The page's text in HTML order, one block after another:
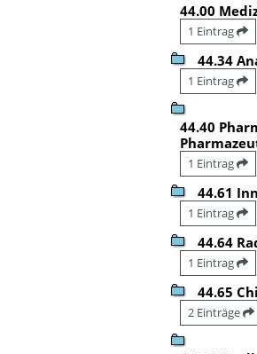
44.00
1 Eintrag
44.34
1 Eintrag
44.40
1 Eintrag
44.61
1 Eintrag
44.64
1 Eintrag
44.65
2 Einträge